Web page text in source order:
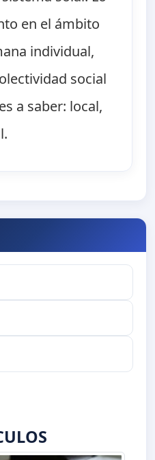
en el ámbito
individual,
social
a saber: local,